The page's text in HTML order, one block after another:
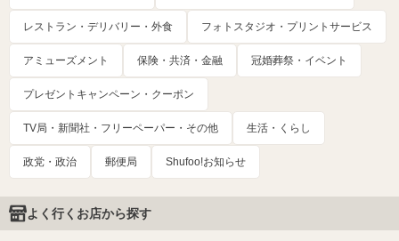
レストラン・デリバリー・外食 フォトスタジオ・プリントサービス
アミューズメント 保険・共済・金融 冠婚葬祭・イベント
プレゼントキャンペーン・クーポン
TV局・新聞社・フリーペーパー・その他 生活・くらし
政党・政治 郵便局 Shufoo!お知らせ
よく行くお店から探す